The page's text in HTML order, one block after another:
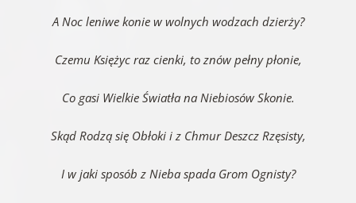
A Noc leniwe konie w wolnych wodzach dzierży?
Czemu Księżyc raz cienki, to znów pełny płonie,
Co gasi Wielkie Światła na Niebiosów Skonie.
Skąd Rodzą się Obłoki i z Chmur Deszcz Rzęsisty,
I w jaki sposób z Nieba spada Grom Ognisty?